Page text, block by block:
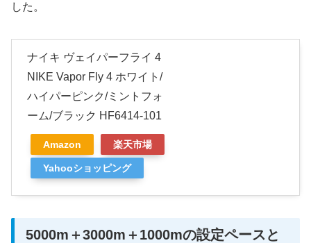
した。
ナイキ ヴェイパーフライ 4
NIKE Vapor Fly 4 ホワイト/
ハイパーピンク/ミントフォ
ーム/ブラック HF6414-101
Amazon 楽天市場
Yahooショッピング
5000m＋3000m＋1000mの設定ペースと